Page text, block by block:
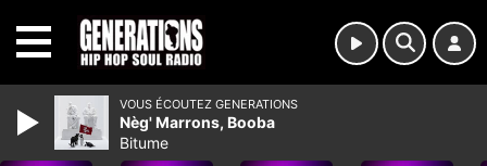
VOUS ÉCOUTEZ GENERATIONS
Nèg' Marrons, Booba
Bitume